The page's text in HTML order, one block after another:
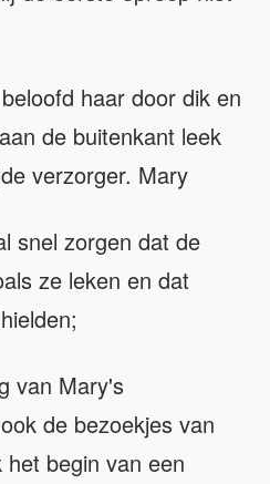
haar door dik en
de buitenkant leek
verzorger. Mary
snel zorgen dat de
ze leken en dat
van Mary's
de bezoekjes van
begin van een